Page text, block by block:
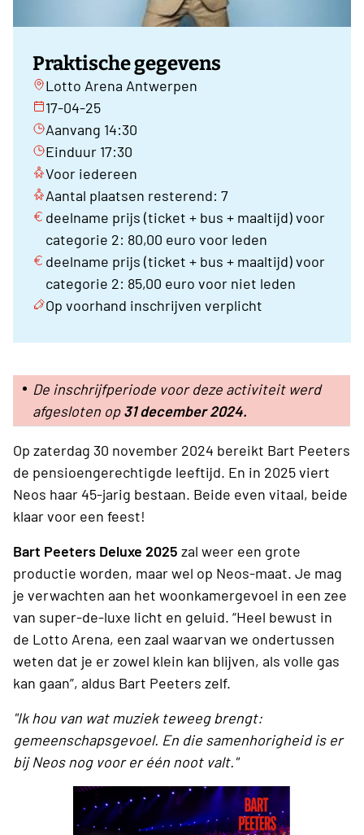
Praktische gegevens
Lotto Arena Antwerpen
17-04-25
Aanvang 14:30
Einduur 17:30
Voor iedereen
Aantal plaatsen resterend: 7
deelname prijs (ticket + bus + maaltijd) voor
categorie 2: 80,00 euro voor leden
deelname prijs (ticket + bus + maaltijd) voor
categorie 2: 85,00 euro voor niet leden
Op voorhand inschrijven verplicht
De inschrijfperiode voor deze activiteit werd
afgesloten op31 december 2024.
Op zaterdag 30 november 2024 bereikt Bart Peeters
de pensioengerechtigde leeftijd. En in 2025 viert
Neos haar 45-jarig bestaan. Beide even vitaal, beide
klaar voor een feest!
Bart Peeters Deluxe 2025 zal weer een grote
productie worden, maar wel op Neos-maat. Je mag
je verwachten aan het woonkamergevoel in een zee
van super-de-luxe licht en geluid. “Heel bewust in
de Lotto Arena, een zaal waarvan we ondertussen
weten dat je er zowel klein kan blijven, als volle gas
kan gaan”, aldus Bart Peeters zelf.
"Ik hou van wat muziek teweeg brengt:
gemeenschapsgevoel. En die samenhorigheid is er
bij Neos nog voor er één noot valt."